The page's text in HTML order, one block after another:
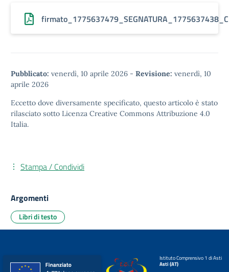
Pubblicato: venerdì, 10 aprile 2026 - Revisione: venerdì, 10
aprile 2026
Eccetto dove diversamente specificato, questo articolo è stato
rilasciato sotto Licenza Creative Commons Attribuzione 4.0
Italia.
Stampa / Condividi
Argomenti
Libri di testo
Istituto Comprensivo 1 di Asti
Asti (AT)